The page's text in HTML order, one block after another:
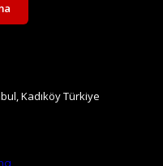
Kadıköy Türkiye